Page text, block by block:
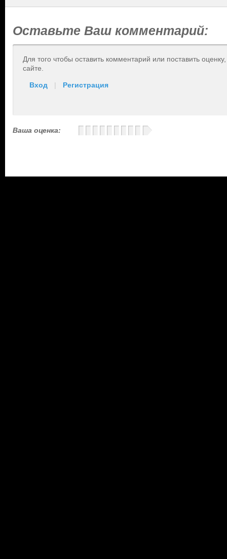
Оставьте Ваш комментарий:
Для того чтобы оставить комментарий или поставить
сайте.
Вход | Регистрация
Ваша оценка: